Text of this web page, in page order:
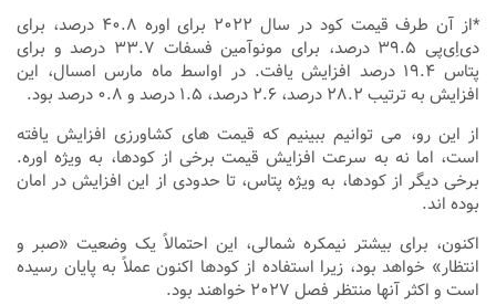
*از آن طرف قیمت کود در سال ۲۰۲۲ برای اوره ۴۰.۸ درصد، برای
دی‌اِی‌پی ۳۹.۵ درصد، برای مونوآمین فسفات ۳۳.۷ درصد و برای
پتاس ۱۹.۴ درصد افزایش یافت. در اواسط ماه مارس امسال، این
افزایش به ترتیب ۲۸.۲ درصد، ۲.۶ درصد، ۱.۵ درصد و ۰.۸ درصد بود.
از این رو، می ‌توانیم ببینیم که قیمت ‌های کشاورزی افزایش یافته
است، اما نه به سرعت افزایش قیمت برخی از کودها، به ویژه اوره.
برخی دیگر از کودها، به ویژه پتاس، تا حدودی از این افزایش در امان
بوده‌ اند.
اکنون، برای بیشتر نیمکره شمالی، این احتمالاً یک وضعیت «صبر و
انتظار» خواهد بود، زیرا استفاده از کودها اکنون عملاً به پایان رسیده
است و اکثر آنها منتظر فصل ۲۰۲۷ خواهند بود.